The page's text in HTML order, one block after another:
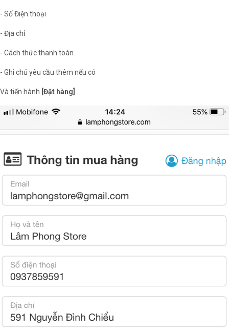
- Số Điện thoại
- Địa chỉ
- Cách thức thanh toán
- Ghi chú yêu cầu thêm nếu có
Và tiến hành [Đặt hàng]